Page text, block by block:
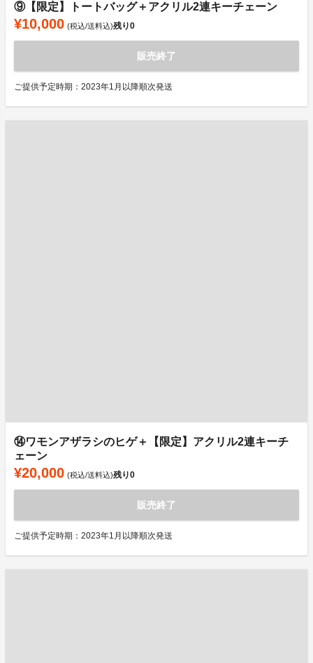
⑨【限定】トートバッグ＋アクリル2連キーチェーン
¥10,000 (税込/送料込)残り0
販売終了
ご提供予定時期：2023年1月以降順次発送
⑭ワモンアザラシのヒゲ＋【限定】アクリル2連キーチ
ェーン
¥20,000 (税込/送料込)残り0
販売終了
ご提供予定時期：2023年1月以降順次発送